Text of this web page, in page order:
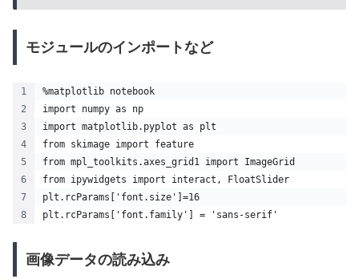
モジュールのインポートなど
%matplotlib notebook
import numpy as np
import matplotlib.pyplot as plt
from skimage import feature
from mpl_toolkits.axes_grid1 import ImageGrid
from ipywidgets import interact, FloatSlider
plt.rcParams['font.size']=16
plt.rcParams['font.family'] = 'sans-serif'
画像データの読み込み